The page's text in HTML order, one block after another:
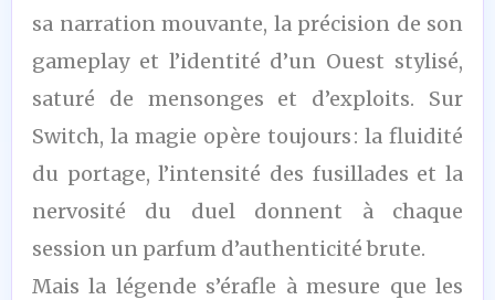
sa narration mouvante, la précision de son
gameplay et l’identité d’un Ouest stylisé,
saturé de mensonges et d’exploits. Sur
Switch, la magie opère toujours : la fluidité
du portage, l’intensité des fusillades et la
nervosité du duel donnent à chaque
session un parfum d’authenticité brute.
Mais la légende s’érafle à mesure que les